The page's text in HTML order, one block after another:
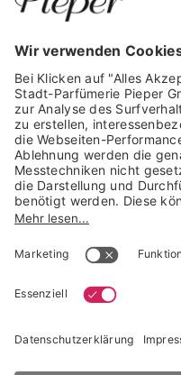
Trusted Shops Mitglied
* unverbindliche